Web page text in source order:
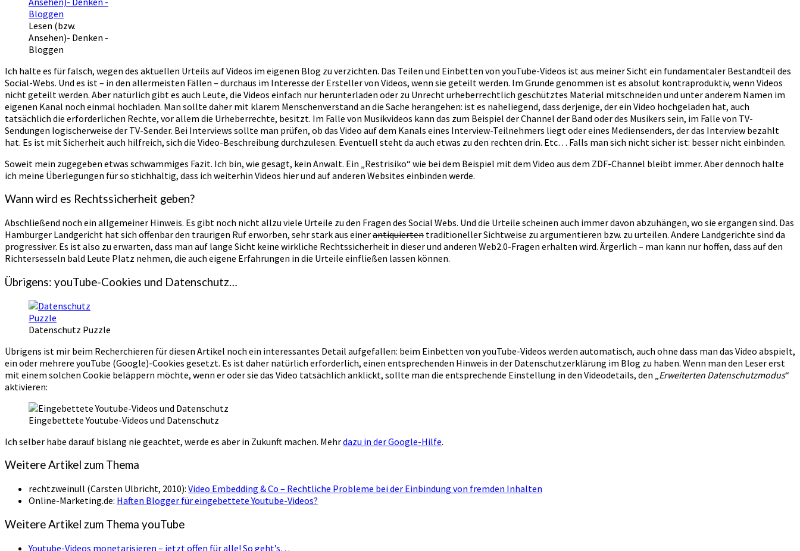
Lesen (bzw.
Ansehen)- Denken -
Bloggen
Ich halte es für falsch, wegen des aktuellen Urteils auf Videos im eigenen Blog zu verzichten. Das Teilen und Einbetten von youTube-Videos ist aus meiner Sicht ein fundamentaler Bestandteil des
Social-Webs. Und es ist – in den allermeisten Fällen – durchaus im Interesse der Ersteller von Videos, wenn sie geteilt werden. Im Grunde genommen ist es absolut kontraproduktiv, wenn Videos
nicht geteilt werden. Aber natürlich gibt es auch Leute, die Videos einfach nur herunterladen oder zu Unrecht urheberrechtlich geschütztes Material mitschneiden und unter anderem Namen im
eigenen Kanal noch einmal hochladen. Man sollte daher mit klarem Menschenverstand an die Sache herangehen: ist es naheliegend, dass derjenige, der ein Video hochgeladen hat, auch
tatsächlich die erforderlichen Rechte, vor allem die Urheberrechte, besitzt. Im Falle von Musikvideos kann das zum Beispiel der Channel der Band oder des Musikers sein, im Falle von TV-
Sendungen logischerweise der TV-Sender. Bei Interviews sollte man prüfen, ob das Video auf dem Kanals eines Interview-Teilnehmers liegt oder eines Mediensenders, der das Interview bezahlt
hat. Es ist mit Sicherheit auch hilfreich, sich die Video-Beschreibung durchzulesen. Eventuell steht da auch etwas zu den rechten drin. Etc… Falls man sich nicht sicher ist: besser nicht einbinden.
Soweit mein zugegeben etwas schwammiges Fazit. Ich bin, wie gesagt, kein Anwalt. Ein „Restrisiko“ wie bei dem Beispiel mit dem Video aus dem ZDF-Channel bleibt immer. Aber dennoch halte
ich meine Überlegungen für so stichhaltig, dass ich weiterhin Videos hier und auf anderen Websites einbinden werde.
Wann wird es Rechtssicherheit geben?
Abschließend noch ein allgemeiner Hinweis. Es gibt noch nicht allzu viele Urteile zu den Fragen des Social Webs. Und die Urteile scheinen auch immer davon abzuhängen, wo sie ergangen sind. Das
Hamburger Landgericht hat sich offenbar den traurigen Ruf erworben, sehr stark aus einerantiquierten traditioneller Sichtweise zu argumentieren bzw. zu urteilen. Andere Landgerichte sind da
progressiver. Es ist also zu erwarten, dass man auf lange Sicht keine wirkliche Rechtssicherheit in dieser und anderen Web2.0-Fragen erhalten wird. Ärgerlich – man kann nur hoffen, dass auf den
Richtersesseln bald Leute Platz nehmen, die auch eigene Erfahrungen in die Urteile einfließen lassen können.
Übrigens: youTube-Cookies und Datenschutz…
Datenschutz Puzzle
Übrigens ist mir beim Recherchieren für diesen Artikel noch ein interessantes Detail aufgefallen: beim Einbetten von youTube-Videos werden automatisch, auch ohne dass man das Video abspielt,
ein oder mehrere youTube (Google)-Cookies gesetzt. Es ist daher natürlich erforderlich, einen entsprechenden Hinweis in der Datenschutzerklärung im Blog zu haben. Wenn man den Leser erst
mit einem solchen Cookie beläppern möchte, wenn er oder sie das Video tatsächlich anklickt, sollte man die entsprechende Einstellung in den Videodetails, den „ Erweiterten Datenschutzmodus“
aktivieren:
Eingebettete Youtube-Videos und Datenschutz
Ich selber habe darauf bislang nie geachtet, werde es aber in Zukunft machen. Mehrdazu in der Google-Hilfe.
Weitere Artikel zum Thema
rechtzweinull (Carsten Ulbricht, 2010): Video Embedding & Co – Rechtliche Probleme bei der Einbindung von fremden Inhalten
Online-Marketing.de: Haften Blogger für eingebettete Youtube-Videos?
Weitere Artikel zum Thema youTube
Youtube-Videos monetarisieren – jetzt offen für alle! So geht’s…